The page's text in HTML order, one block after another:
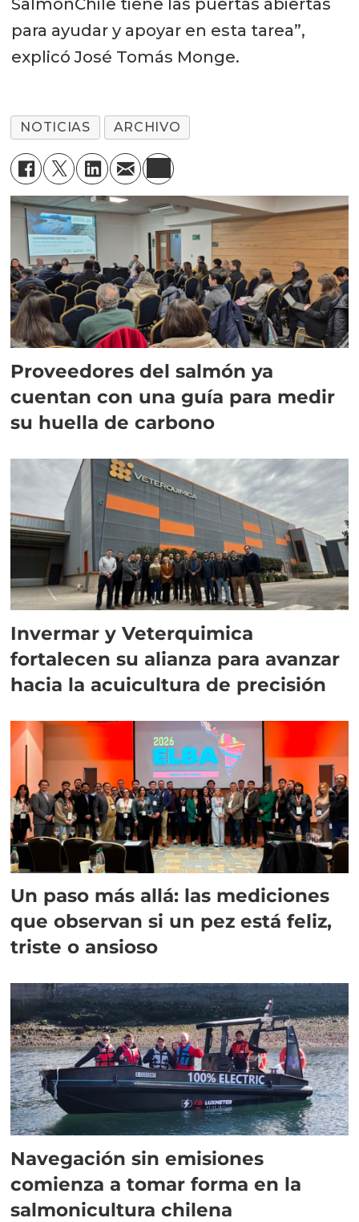
SalmonChile tiene las puertas abiertas
para ayudar y apoyar en esta tarea”,
explicó José Tomás Monge.
NOTICIAS ARCHIVO
Proveedores del salmón ya
cuentan con una guía para medir
su huella de carbono
Invermar y Veterquimica
fortalecen su alianza para avanzar
hacia la acuicultura de precisión
Un paso más allá: las mediciones
que observan si un pez está feliz,
triste o ansioso
Navegación sin emisiones
comienza a tomar forma en la
salmonicultura chilena